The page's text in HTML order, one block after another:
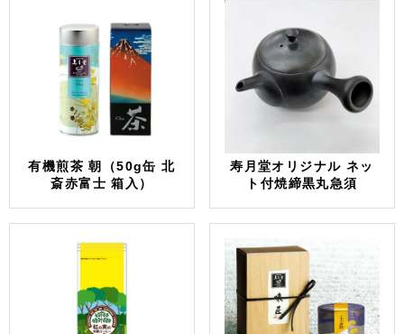
有機煎茶 朝（50g缶 北
斎赤富士 箱入）
寿月堂オリジナル ネッ
ト付焼締黒丸急須